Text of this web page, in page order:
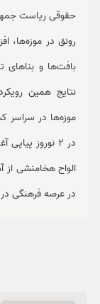
حقوقی ریاست
رونق در موزه‌ها،
بافت‌ها و بناهای
نتایج همین
موزه‌ها در سراسر
الواح هخامنشی از
در عرصه فرهنگی